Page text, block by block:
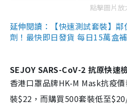
點擊圖片放
延伸閱讀：【快速測試套裝】
劑！最快即日發貨 每日15萬盒
SEJOY SARS-CoV-2 抗原快速
香港口罩品牌HK-M Mask抗疫
裝$22，而購買500套裝低至